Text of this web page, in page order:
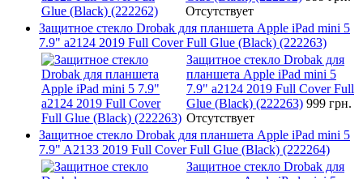
Отсутствует
Защитное стекло Drobak для планшета Apple iPad mini 5
7.9" a2124 2019 Full Cover Full Glue (Black) (222263)
Защитное стекло Drobak для
планшета Apple iPad mini 5
7.9" a2124 2019 Full Cover Full
Glue (Black) (222263) 999 грн.
Отсутствует
Защитное стекло Drobak для планшета Apple iPad mini 5
7.9" A2133 2019 Full Cover Full Glue (Black) (222264)
Защитное стекло Drobak для